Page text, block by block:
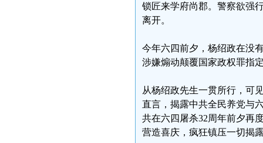
锁匠来学府尚郡。警察欲强
离开。
今年六四前夕，杨绍政在没
涉嫌煽动颠覆国家政权罪指
从杨绍政先生一贯所行，可
直言，揭露中共全民养党与
共在六四屠杀32周年前夕再
营造喜庆，疯狂镇压一切揭